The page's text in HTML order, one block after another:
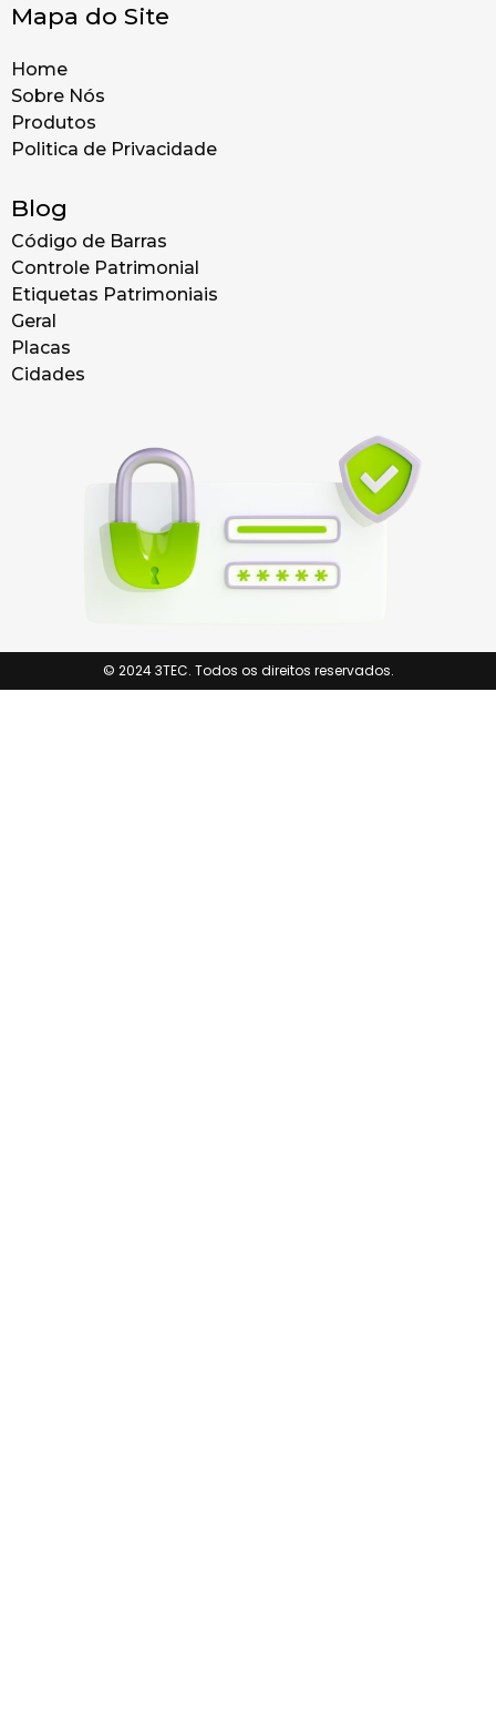
Mapa do Site
Home
Sobre Nós
Produtos
Politica de Privacidade
Blog
Código de Barras
Controle Patrimonial
Etiquetas Patrimoniais
Geral
Placas
Cidades
© 2024 3TEC. Todos os direitos reservados.